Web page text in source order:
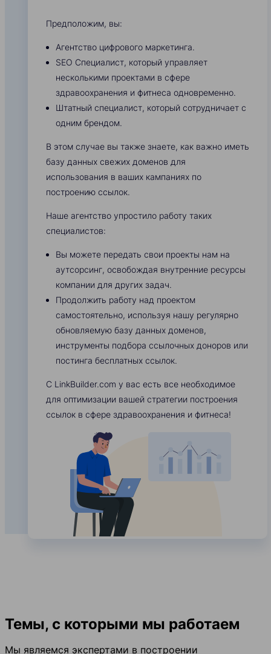
Предположим, вы:
Агентство цифрового маркетинга.
SEO Специалист, который управляет
несколькими проектами в сфере
здравоохранения и фитнеса одновременно.
Штатный специалист, который сотрудничает с
одним брендом.
В этом случае вы также знаете, как важно иметь
базу данных свежих доменов для
использования в ваших кампаниях по
построению ссылок.
Наше агентство упростило работу таких
специалистов:
Вы можете передать свои проекты нам на
аутсорсинг, освобождая внутренние ресурсы
компании для других задач.
Продолжить работу над проектом
самостоятельно, используя нашу регулярно
обновляемую базу данных доменов,
инструменты подбора ссылочных доноров или
постинга бесплатных ссылок.
С LinkBuilder.com у вас есть все необходимое
для оптимизации вашей стратегии построения
ссылок в сфере здравоохранения и фитнеса!
Темы, с которыми мы работаем
Мы являемся экспертами в построении